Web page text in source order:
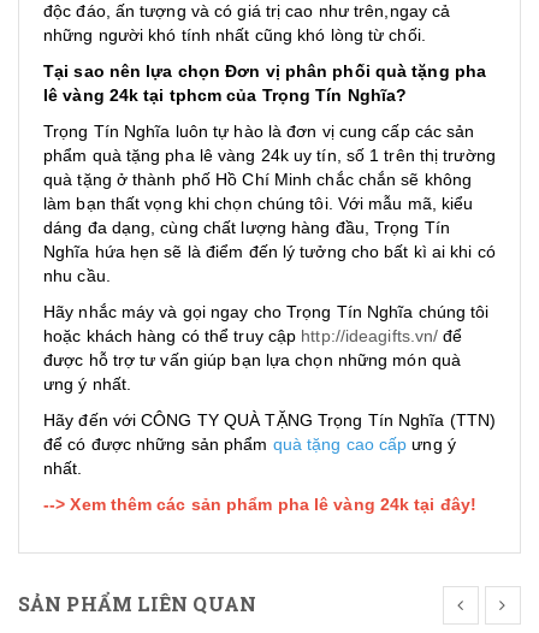
độc đáo, ấn tượng và có giá trị cao như trên,ngay cả
những người khó tính nhất cũng khó lòng từ chối.
Tại sao nên lựa chọn Đơn vị phân phối quà tặng pha
lê vàng 24k tại tphcm của Trọng Tín Nghĩa?
Trọng Tín Nghĩa luôn tự hào là đơn vị cung cấp các sản
phẩm quà tặng pha lê vàng 24k uy tín, số 1 trên thị trường
quà tặng ở thành phố Hồ Chí Minh chắc chắn sẽ không
làm bạn thất vọng khi chọn chúng tôi. Với mẫu mã, kiểu
dáng đa dạng, cùng chất lượng hàng đầu, Trọng Tín
Nghĩa hứa hẹn sẽ là điểm đến lý tưởng cho bất kì ai khi có
nhu cầu.
Hãy nhắc máy và gọi ngay cho Trọng Tín Nghĩa chúng tôi
hoặc khách hàng có thể truy cập http://ideagifts.vn/ để
được hỗ trợ tư vấn giúp bạn lựa chọn những món quà
ưng ý nhất.
Hãy đến với CÔNG TY QUÀ TẶNG Trọng Tín Nghĩa (TTN)
để có được những sản phẩm quà tặng cao cấp ưng ý
nhất.
--> Xem thêm các sản phẩm pha lê vàng 24k tại đây!
SẢN PHẨM LIÊN QUAN